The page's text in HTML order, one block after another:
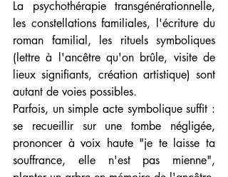
La psychothérapie transgénérationnelle,
les constellations familiales, l'écriture du
roman familial, les rituels symboliques
(lettre à l'ancêtre qu'on brûle, visite de
lieux signifiants, création artistique) sont
autant de voies possibles.
Parfois, un simple acte symbolique suffit :
se recueillir sur une tombe négligée,
prononcer à voix haute "je te laisse ta
souffrance, elle n'est pas mienne",